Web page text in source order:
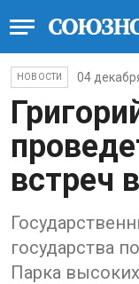
НОВОСТИ 04
встреч
государства
Парка